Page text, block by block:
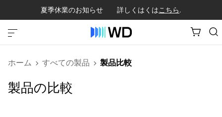
夏季休業のお知らせ 詳しくはくはこちら.
ホーム すべての製品 製品比較
製品の比較